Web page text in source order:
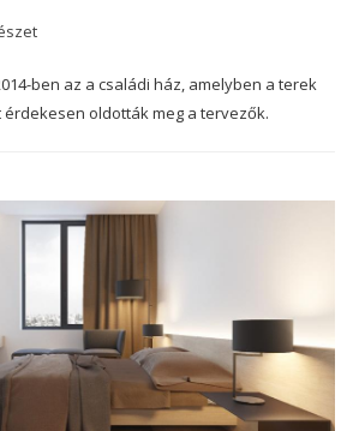
ben az a családi ház, amelyben a terek
oldották meg a tervezők.